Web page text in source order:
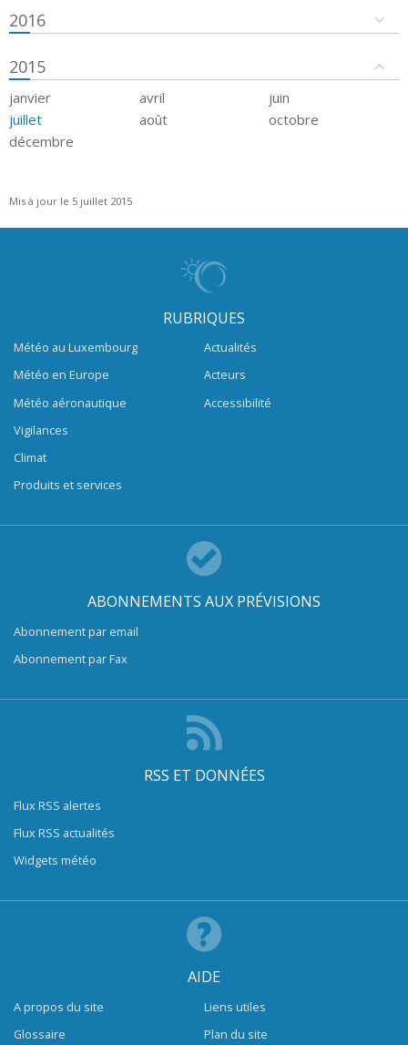
2016
2015
janvier avril
juin
juillet
août
octobre
décembre
Mis à jour le 5 juillet 2015
RUBRIQUES
Météo au Luxembourg
Météo en Europe
Météo aéronautique
Vigilances
Climat
Produits et services
Actualités
Acteurs
Accessibilité
ABONNEMENTS AUX PRÉVISIONS
Abonnement par email
Abonnement par Fax
RSS ET DONNÉES
Flux RSS alertes
Flux RSS actualités
Widgets météo
AIDE
A propos du site
Glossaire
Liens utiles
Plan du site